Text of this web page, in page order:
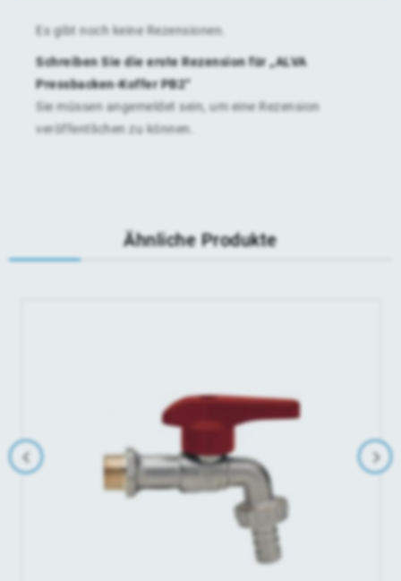
Es gibt noch keine Rezensionen.
Schreiben Sie die erste Rezension für „ALVA
Pressbacken-Koffer PB2“
Sie müssen angemeldet sein, um eine Rezension
veröffentlichen zu können.
Ähnliche Produkte